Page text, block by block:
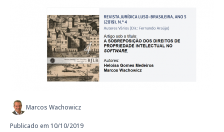
Marcos Wachowicz
Publicado em 10/10/2019